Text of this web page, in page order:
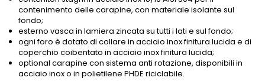
contenimento delle carapine, con materiale isolante sul
fondo;
esterno vasca in lamiera zincata su tutti i lati e sul fondo;
ogni foro è dotato di collare in acciaio inox finitura lucida e di
coperchio coibentato in acciaio inox finitura lucida;
optional carapine con sistema anti rotazione, disponibili in
acciaio inox o in polietilene PHDE riciclabile.